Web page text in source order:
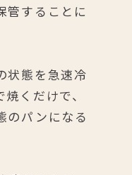
管することに
状態を急速冷
くだけで、
のパンになる